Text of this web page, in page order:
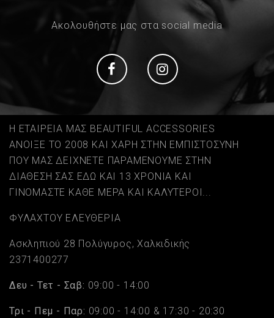
Ακολουθήστε μας στα social media
Social Social
Η ΕΤΑΙΡΕΙΑ ΜΑΣ BEAUTIFUL ACCESSORIES
ΑΝΟΙΞΕ ΤΟ 2008 ΚΑΙ ΧΑΡΗ ΣΤΗΝ ΕΜΠΙΣΤΟΣΥΝΗ
ΠΟΥ ΜΑΣ ΔΕΙΧΝΕΤΕ ΠΑΡΑΜΕΝΟΥΜΕ ΣΤΗΝ
ΔΙΑΘΕΣΗ ΣΑΣ ΕΔΩ ΚΑΙ 13 ΧΡΟΝΙΑ ΚΑΙ
ΓΙΝΟΜΑΣΤΕ ΚΑΘΕ ΜΕΡΑ ΚΑΙ ΚΑΛΥΤΕΡΟΙ...
ΦΥΛΑΧΤΟΥ ΕΛΕΥΘΕΡΙΑ
Ασκληπιού 28 Πολύγυρος, Χαλκιδικής
2371400277
Δευ - Τετ - Σαβ: 09:00 - 14:00
Τρι - Πεμ - Παρ: 09:00 - 14:00 & 17:30 - 20:30